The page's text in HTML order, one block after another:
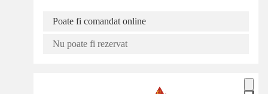
Poate fi comandat online
Nu poate fi rezervat